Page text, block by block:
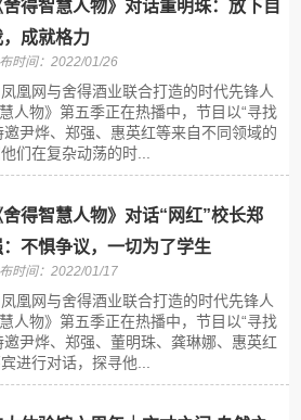
舍得智慧人物》对话董明珠：放下自
，成就格力
时间：2022/01/26
凰网与舍得酒业联合打造的时代先锋人
人物》第五季正在热播中，节目以“寻找
邀尹烨、郑强、惠英红等来自不同领域的
们在复杂动荡的时...
舍得智慧人物》对话“网红”校长郑
：不惧争议，一切为了学生
时间：2022/01/17
凰网与舍得酒业联合打造的时代先锋人
人物》第五季正在热播中，节目以“寻找
邀尹烨、郑强、董明珠、龚琳娜、惠英红
进行对话，探寻他...